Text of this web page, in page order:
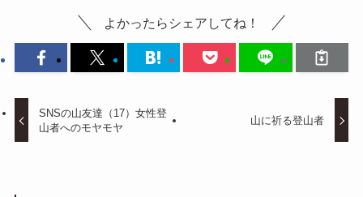
よかったらシェアしてね！
SNSの山友達（17）女性登
山者へのモヤモヤ
山に祈る登山者